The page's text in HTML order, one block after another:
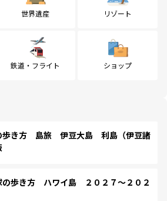
世界遺産 リゾート
鉄道・フライト ショップ
歩き方 島旅 伊豆大島 利島（伊豆諸
歩き方 ハワイ島 ２０２７～２０２